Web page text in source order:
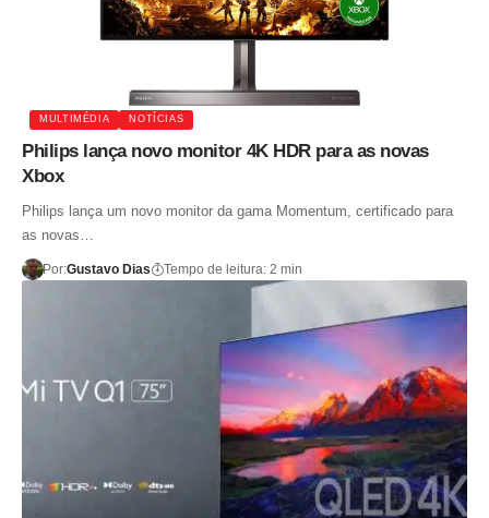
MULTIMÉDIA NOTÍCIAS
Philips lança novo monitor 4K HDR para as novas
Xbox
Philips lança um novo monitor da gama Momentum, certificado para
as novas…
Por:Gustavo Dias Tempo de leitura: 2 min